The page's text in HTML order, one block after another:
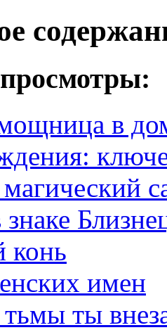
в
конь
имен
тьмы ты